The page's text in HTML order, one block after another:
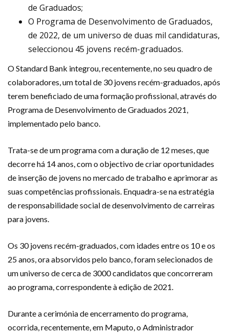
de Graduados;
O Programa de Desenvolvimento de Graduados,
de 2022, de um universo de duas mil candidaturas,
seleccionou 45 jovens recém-graduados.
O Standard Bank integrou, recentemente, no seu quadro de
colaboradores, um total de 30 jovens recém-graduados, após
terem beneficiado de uma formação profissional, através do
Programa de Desenvolvimento de Graduados 2021,
implementado pelo banco.
Trata-se de um programa com a duração de 12 meses, que
decorre há 14 anos, com o objectivo de criar oportunidades
de inserção de jovens no mercado de trabalho e aprimorar as
suas competências profissionais. Enquadra-se na estratégia
de responsabilidade social de desenvolvimento de carreiras
para jovens.
Os 30 jovens recém-graduados, com idades entre os 10 e os
25 anos, ora absorvidos pelo banco, foram selecionados de
um universo de cerca de 3000 candidatos que concorreram
ao programa, correspondente à edição de 2021.
Durante a cerimónia de encerramento do programa,
ocorrida, recentemente, em Maputo, o Administrador